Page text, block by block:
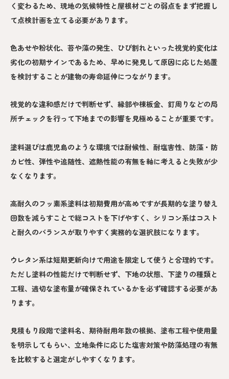
く変わるため、現地の気候特性と屋根材ごとの弱点をまず把握し
て点検計画を立てる必要があります。
色あせや粉状化、苔や藻の発生、ひび割れといった視覚的変化は
劣化の初期サインであるため、早めに発見して原因に応じた処置
を検討することが建物の寿命延伸につながります。
視覚的な違和感だけで判断せず、縁部や棟板金、釘周りなどの局
所チェックを行って下地までの影響を見極めることが重要です。
塗料選びは鹿児島のような環境では耐候性、耐塩害性、防藻・防
カビ性、弾性や追随性、遮熱性能の有無を軸に考えると失敗が少
なくなります。
高耐久のフッ素系塗料は初期費用が高めですが長期的な塗り替え
回数を減らすことで総コストを下げやすく、シリコン系はコスト
と耐久のバランスが取りやすく実務的な選択肢になります。
ウレタン系は短期更新向けで用途を限定して使うと合理的です。
ただし塗料の性能だけで判断せず、下地の状態、下塗りの種類と
工程、適切な塗布量が確保されているかを必ず確認する必要があ
ります。
見積もり段階で塗料名、期待耐用年数の根拠、塗布工程や使用量
を明示してもらい、立地条件に応じた塩害対策や防藻処理の有無
を比較すると選定がしやすくなります。